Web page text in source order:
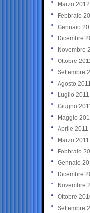
Marzo 2012
Febbraio
Gennaio
Dicembre
Novembre
Ottobre
Settembre
Agosto 2011
Luglio 2011
Giugno
Maggio
Aprile 2011
Marzo 2011
Febbraio
Gennaio
Dicembre
Novembre
Ottobre
Settembre